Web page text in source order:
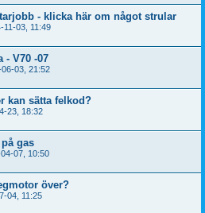
- klicka här om något strular
11-03, 11:49
- V70 -07
03, 21:52
kan sätta felkod?
23, 18:32
gas
07, 10:50
över?
04, 11:25